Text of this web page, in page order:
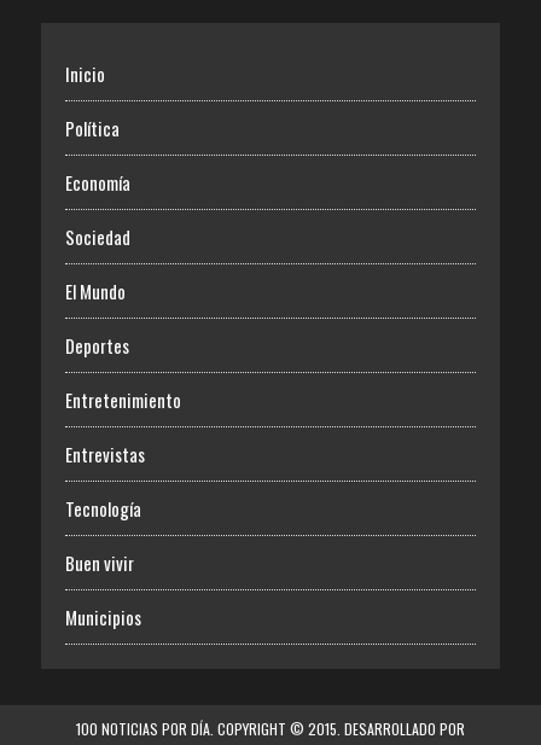
Inicio
Política
Economía
Sociedad
El Mundo
Deportes
Entretenimiento
Entrevistas
Tecnología
Buen vivir
Municipios
100 NOTICIAS POR DÍA. COPYRIGHT © 2015. DESARROLLADO POR